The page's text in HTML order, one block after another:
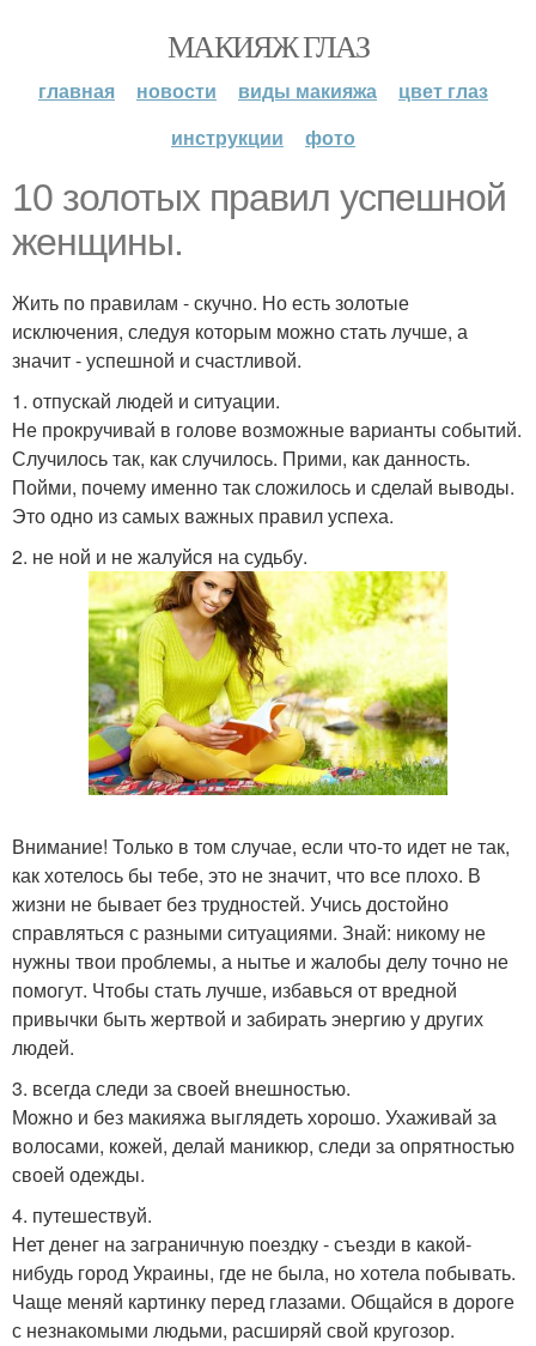
МАКИЯЖ ГЛАЗ
главная новости виды макияжа
цвет глаз
инструкции
фото
10 золотых правил успешной
женщины.
Жить по правилам - скучно. Но есть золотые
исключения, следуя которым можно стать лучше, а
значит - успешной и счастливой.
1. отпускай людей и ситуации.
Не прокручивай в голове возможные варианты событий.
Случилось так, как случилось. Прими, как данность.
Пойми, почему именно так сложилось и сделай выводы.
Это одно из самых важных правил успеха.
2. не ной и не жалуйся на судьбу.
Внимание! Только в том случае, если что-то идет не так,
как хотелось бы тебе, это не значит, что все плохо. В
жизни не бывает без трудностей. Учись достойно
справляться с разными ситуациями. Знай: никому не
нужны твои проблемы, а нытье и жалобы делу точно не
помогут. Чтобы стать лучше, избавься от вредной
привычки быть жертвой и забирать энергию у других
людей.
3. всегда следи за своей внешностью.
Можно и без макияжа выглядеть хорошо. Ухаживай за
волосами, кожей, делай маникюр, следи за опрятностью
своей одежды.
4. путешествуй.
Нет денег на заграничную поездку - съезди в какой-
нибудь город Украины, где не была, но хотела побывать.
Чаще меняй картинку перед глазами. Общайся в дороге
с незнакомыми людьми, расширяй свой кругозор.